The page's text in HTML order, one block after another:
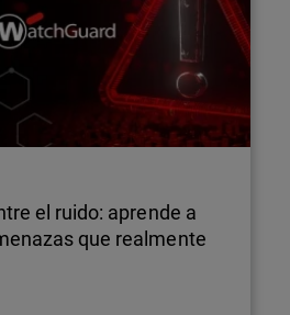
de servicios
anuncia nuevas
de vanguardia aplicada a la
ampliando así
avanzadas tanto de
el ruido: aprende a
que realmente